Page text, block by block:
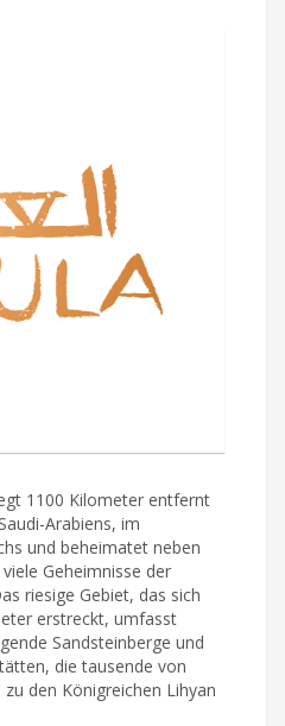
1100 Kilometer entfernt
Arabiens, im
und beheimatet neben
Geheimnisse der
riesige Gebiet, das sich
erstreckt, umfasst
Sandsteinberge und
die tausende von
den Königreichen Lihyan